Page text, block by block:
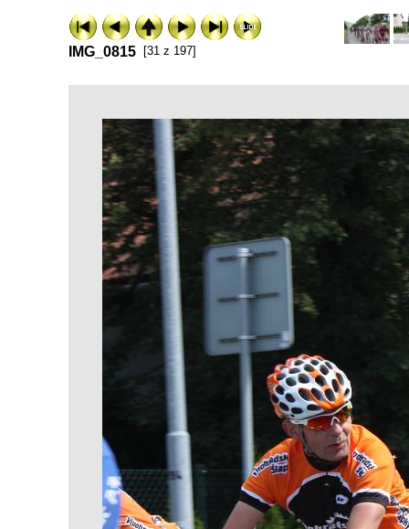
IMG_0815 [31 z 197]
ExhibitPlus